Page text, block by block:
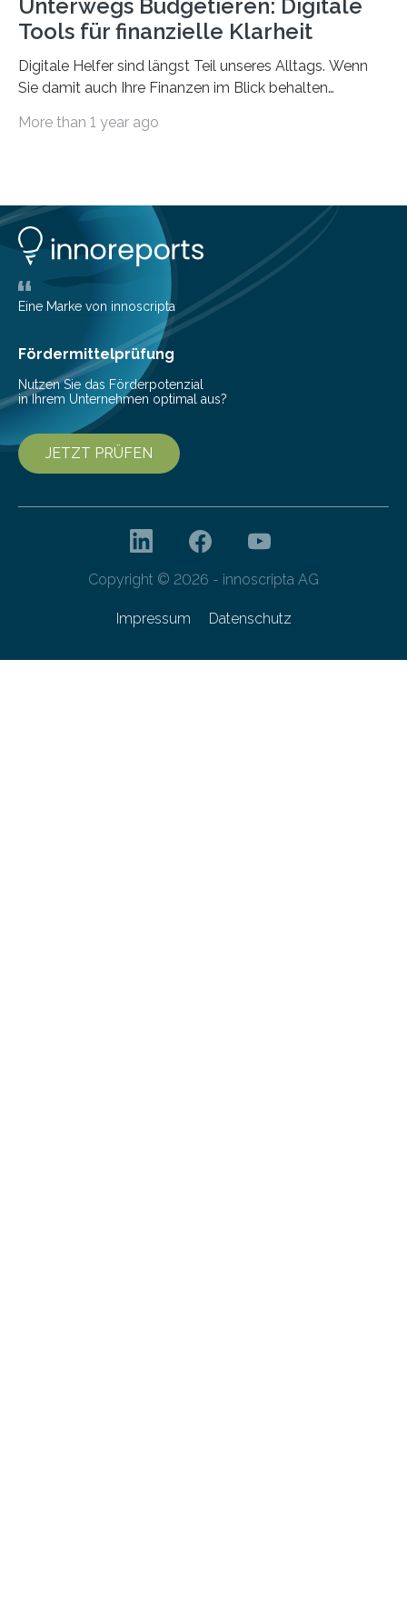
Unterwegs Budgetieren: Digitale
Tools für finanzielle Klarheit
Digitale Helfer sind längst Teil unseres Alltags. Wenn
Sie damit auch Ihre Finanzen im Blick behalten
die genau das ermöglichen: Sie helfen Ihnen, Ausgaben
Lösungen interessieren. 1. Multibanking-Tools: Alle
Konten auf einen Blick Viele Banken bieten bereits in
ihrem Online-Banking eine Multibanking-Funktion an,
mit der sich Konten bei anderen Banken…
More than 1 year ago
Eine Marke von innoscripta
Fördermittelprüfung
Nutzen Sie das Förderpotenzial
in Ihrem Unternehmen optimal aus?
JETZT PRÜFEN
Copyright © 2026 - innoscripta AG
Impressum Datenschutz